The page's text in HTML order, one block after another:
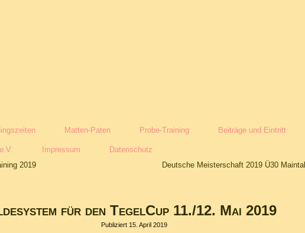
Matten-Paten Probe-Training Beiträge und Eintritt
Impressum
Datenschutz
2019 Deutsche Meisterschaft 2019 Ü30 Maintal
für den TegelCup 11./12. Mai 2019
Publiziert 15. April 2019